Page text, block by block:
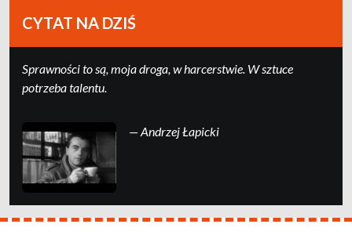
CYTAT NA DZIŚ
Sprawności to są, moja droga, w harcerstwie. W sztuce
potrzeba talentu.
— Andrzej Łapicki